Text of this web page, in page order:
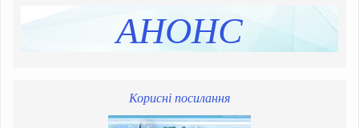
АНОНС
Корисні посилання